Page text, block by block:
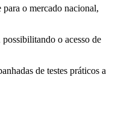
o mercado nacional,
o acesso de
de testes práticos a